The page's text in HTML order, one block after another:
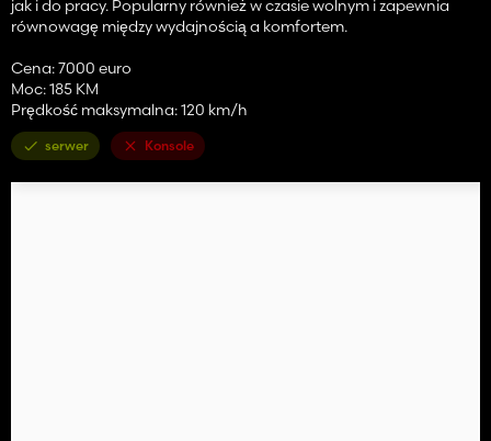
jak i do pracy. Popularny również w czasie wolnym i zapewnia
równowagę między wydajnością a komfortem.
Cena: 7000 euro
Moc: 185 KM
Prędkość maksymalna: 120 km/h
serwer Konsole